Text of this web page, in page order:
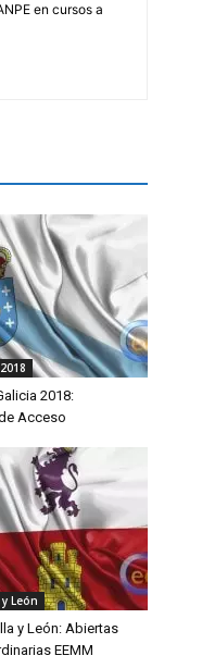
en cursos a
2018:
Acceso
León
y León: Abiertas
EEMM